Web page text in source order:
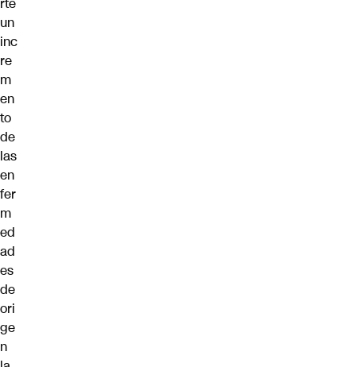
un
inc
re
m
en
to
de
las
en
fer
m
ed
ad
es
de
ori
ge
n